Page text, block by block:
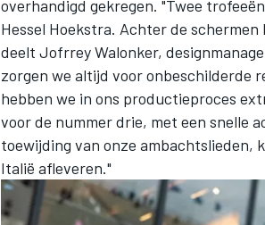
overhandigd gekregen. "Twee
Hessel Hoekstra. Achter de
deelt Jofrrey Walonker,
zorgen we altijd voor onbeschilderde
hebben we in ons productieproces
voor de nummer drie, met een snelle
toewijding van onze ambachtslieden,
Italië afleveren."